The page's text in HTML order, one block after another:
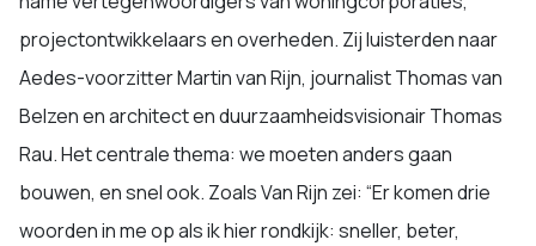
projectontwikkelaars en overheden. Zij luisterden naar
Aedes-voorzitter Martin van Rijn, journalist Thomas van
Belzen en architect en duurzaamheidsvisionair Thomas
Rau. Het centrale thema: we moeten anders gaan
bouwen, en snel ook. Zoals Van Rijn zei: “Er komen drie
woorden in me op als ik hier rondkijk: sneller, beter,